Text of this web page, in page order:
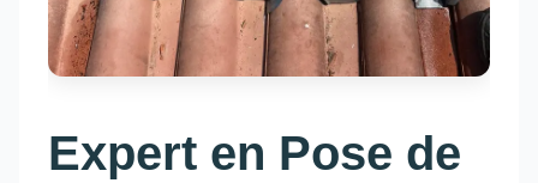
Expert en Pose de